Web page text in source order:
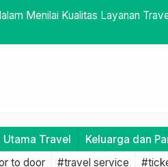
Tak Ada Barang yang
Utama Travel Keluarga dan
to door #travel service